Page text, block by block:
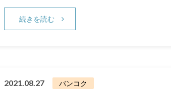
続きを読む
2021.08.27 バンコク